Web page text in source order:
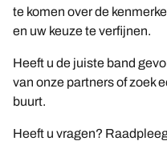
te komen over de
en uw keuze te verfijnen.
Heeft u de juiste band
van onze partners of zoek
buurt.
Heeft u vragen?